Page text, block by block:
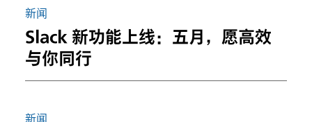
新闻
Slack 新功能上线：五月，愿高效
与你同行
新闻